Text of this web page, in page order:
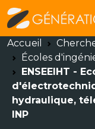
Accueil
Écoles
ENSEEIHT -
hydraulique,
INP